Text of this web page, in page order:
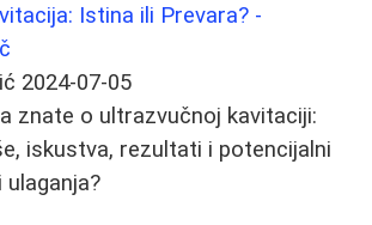
Istina ili Prevara? -
2024-07-05
znate o ultrazvučnoj kavitaciji:
iskustva, rezultati i potencijalni
ulaganja?